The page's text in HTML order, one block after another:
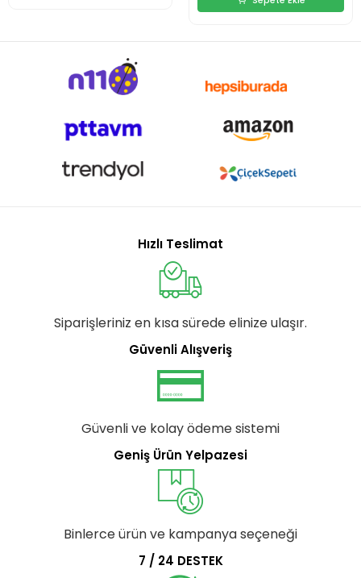
Hızlı Teslimat
Siparişleriniz en kısa sürede elinize ulaşır.
Güvenli Alışveriş
Güvenli ve kolay ödeme sistemi
Geniş Ürün Yelpazesi
Binlerce ürün ve kampanya seçeneği
7 / 24 DESTEK